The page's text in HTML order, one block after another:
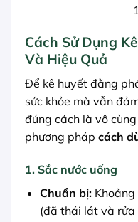
Cách Sử Dụng
Và Hiệu Quả
Để kê huyết đằng
sức khỏe mà vẫn
đúng cách là vô
phương pháp cách
1. Sắc nước uống
Chuẩn bị:
(đã thái lát và rửa